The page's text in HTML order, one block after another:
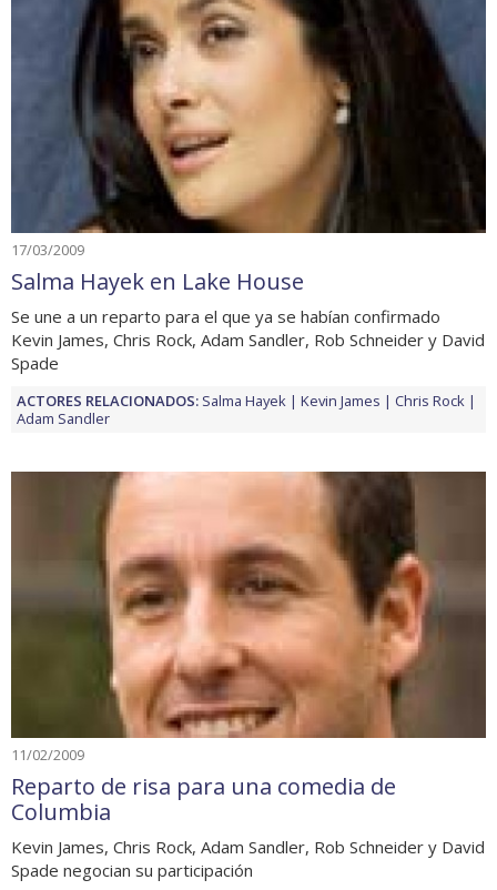
17/03/2009
Salma Hayek en Lake House
Se une a un reparto para el que ya se habían confirmado
Kevin James, Chris Rock, Adam Sandler, Rob Schneider y David
Spade
ACTORES RELACIONADOS: Salma Hayek Kevin James
Chris Rock
Adam Sandler
11/02/2009
Reparto de risa para una comedia de
Columbia
Kevin James, Chris Rock, Adam Sandler, Rob Schneider y David
Spade negocian su participación